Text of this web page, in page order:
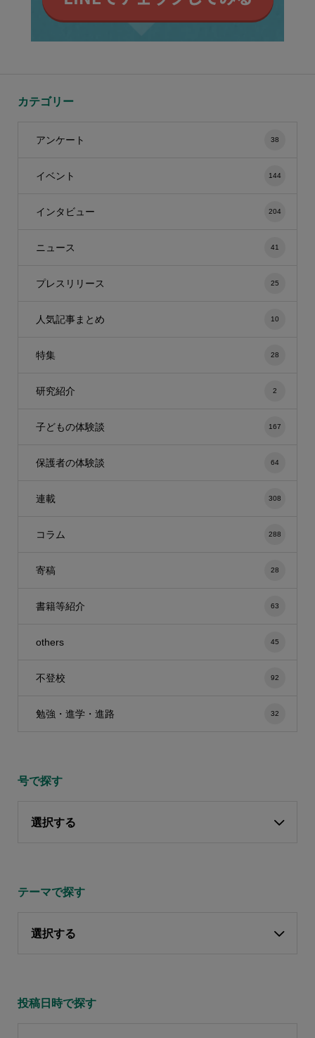
カテゴリー
アンケート 38
イベント 144
インタビュー 204
ニュース 41
プレスリリース 25
人気記事まとめ 10
特集 28
研究紹介 2
子どもの体験談 167
保護者の体験談 64
連載 308
コラム 288
寄稿 28
書籍等紹介 63
others 45
不登校 92
勉強・進学・進路 32
号で探す
選択する
テーマで探す
選択する
投稿日時で探す